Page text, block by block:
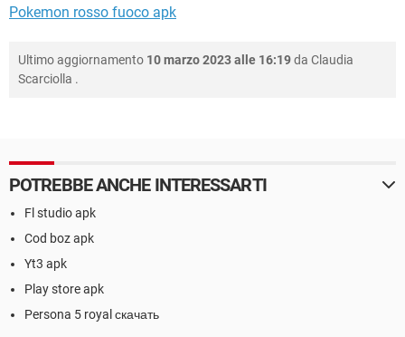
Pokemon rosso fuoco apk
Ultimo aggiornamento 10 marzo 2023 alle 16:19da Claudia
Scarciolla .
POTREBBE ANCHE INTERESSARTI
Fl studio apk
Cod boz apk
Yt3 apk
Play store apk
Persona 5 royal скачать